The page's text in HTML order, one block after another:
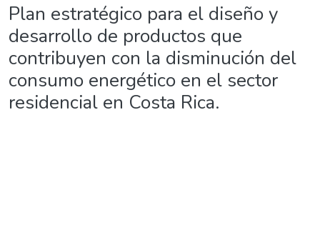
Plan estratégico para el diseño y
desarrollo de productos que
contribuyen con la disminución del
consumo energético en el sector
residencial en Costa Rica.